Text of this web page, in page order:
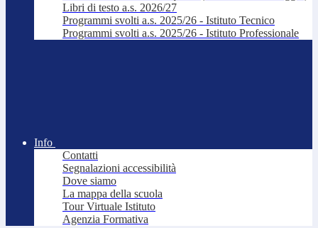
Libri di testo a.s. 2026/27
Programmi svolti a.s. 2025/26 - Istituto Tecnico
Programmi svolti a.s. 2025/26 - Istituto Professionale
Info
Contatti
Segnalazioni accessibilità
Dove siamo
La mappa della scuola
Tour Virtuale Istituto
Agenzia Formativa